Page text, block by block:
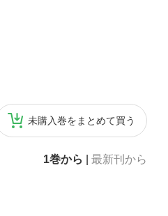
未購入巻をまとめて買う
1巻から 最新刊から